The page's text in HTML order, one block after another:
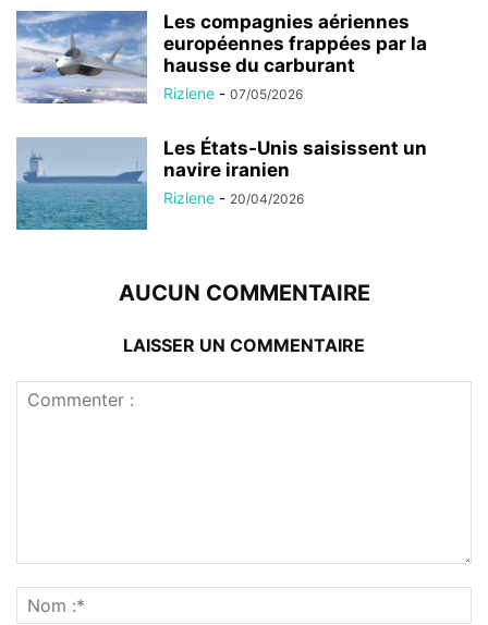
Les compagnies aériennes
européennes frappées par la
hausse du carburant
Rizlene - 07/05/2026
Les États-Unis saisissent un
navire iranien
Rizlene - 20/04/2026
AUCUN COMMENTAIRE
LAISSER UN COMMENTAIRE